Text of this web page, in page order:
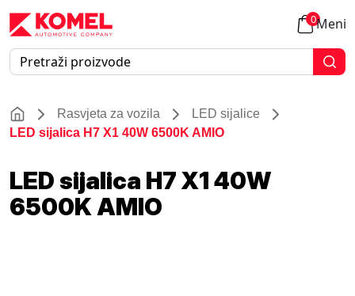
0Meni
Rasvjeta za vozila
LED sijalice
LED sijalica H7 X1 40W 6500K AMIO
LED sijalica H7 X1 40W
6500K AMIO